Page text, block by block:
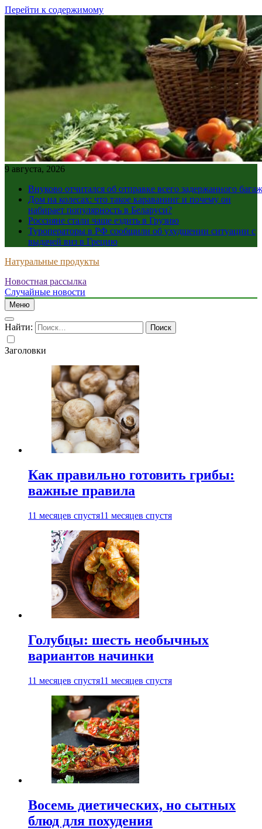
Перейти к содержимому
9 августа, 2026
Внуково отчитался об отправке всего задержанного
Дом на колесах: что такое караванинг и почему он
набирает популярность в Беларуси?
Россияне стали чаще ездить в Грузию
Туроператоры в РФ сообщили об ухудшении ситуации с
выдачей виз в Грецию
Натуральные продукты
Новостная рассылка
Случайные новости
Меню
Найти:
Заголовки
Как правильно готовить грибы:
важные правила
11 месяцев спустя11 месяцев спустя
Голубцы: шесть необычных
вариантов начинки
11 месяцев спустя11 месяцев спустя
Восемь диетических, но сытных
блюд для похудения